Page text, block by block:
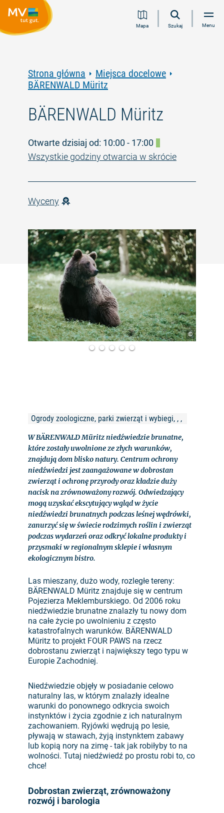
Przejdź
Przejdź
Przejdź
Przejdź
Mapa Szukaj Menu
Strona główna
Miejsca docelowe
BÄRENWALD Müritz
BÄRENWALD Müritz
Otwarte dzisiaj od: 10:00 - 17:00
Wszystkie godziny otwarcia w skrócie
Wyceny
©
Ogrody zoologiczne, parki zwierząt i wybiegi, , ,
W BÄRENWALD Müritz niedźwiedzie brunatne,
które zostały uwolnione ze złych warunków,
znajdują dom blisko natury. Centrum ochrony
niedźwiedzi jest zaangażowane w dobrostan
zwierząt i ochronę przyrody oraz kładzie duży
nacisk na zrównoważony rozwój. Odwiedzający
mogą uzyskać ekscytujący wgląd w życie
niedźwiedzi brunatnych podczas leśnej wędrówki,
zanurzyć się w świecie rodzimych roślin i zwierząt
podczas wydarzeń oraz odkryć lokalne produkty i
przysmaki w regionalnym sklepie i własnym
ekologicznym bistro.
Las mieszany, dużo wody, rozległe tereny:
BÄRENWALD Müritz znajduje się w centrum
Pojezierza Meklemburskiego. Od 2006 roku
niedźwiedzie brunatne znalazły tu nowy dom
na całe życie po uwolnieniu z często
katastrofalnych warunków. BÄRENWALD
Müritz to projekt FOUR PAWS na rzecz
dobrostanu zwierząt i największy tego typu w
Europie Zachodniej.
Niedźwiedzie objęły w posiadanie celowo
naturalny las, w którym znalazły idealne
warunki do ponownego odkrycia swoich
instynktów i życia zgodnie z ich naturalnym
zachowaniem. Ryjówki wędrują po lesie,
pływają w stawach, żyją instynktem zabawy
lub kopią nory na zimę - tak jak robiłyby to na
wolności. Tutaj niedźwiedź po prostu robi to, co
chce!
Dobrostan zwierząt, zrównoważony
rozwój i barologia